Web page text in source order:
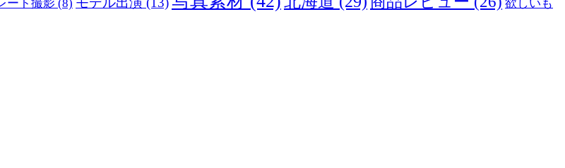
ート撮影 (8)
欲しいも